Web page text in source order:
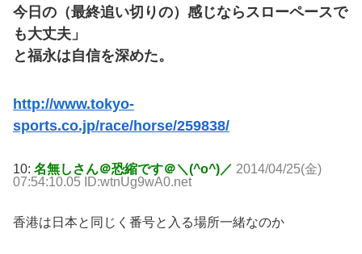
今日の（最終追い切りの）感じならスローペースで
も大丈夫」
と福永は自信を深めた。
http://www.tokyo-
sports.co.jp/race/horse/259838/
10: 名無しさん＠恐縮です＠＼(^o^)／ 2014/04/25(金)
07:54:10.05 ID:wtnUg9wA0.net
香港は日本と同じく番号と入る場所一緒なのか